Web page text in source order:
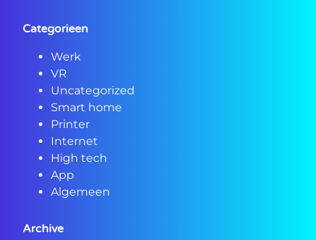
Categorieen
Werk
VR
Uncategorized
Smart home
Printer
Internet
High tech
App
Algemeen
Archive